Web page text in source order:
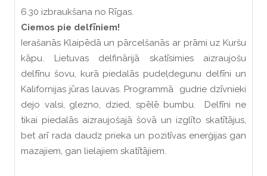
6.30 izbraukšana no Rīgas.
Ciemos pie delfīniem!
Ierašanās Klaipēdā un pārcelšanās ar prāmi uz Kuršu
kāpu. Lietuvas delfinārijā skatīsimies aizraujošu
delfīnu šovu, kurā piedalās pudeļdegunu delfīni un
Kalifornijas jūras lauvas. Programmā gudrie dzīvnieki
dejo valsi, glezno, dzied, spēlē bumbu. Delfīni ne
tikai piedalās aizraujošajā šovā un izglīto skatītājus,
bet arī rada daudz prieka un pozitīvas enerģijas gan
mazajiem, gan lielajiem skatītājiem.